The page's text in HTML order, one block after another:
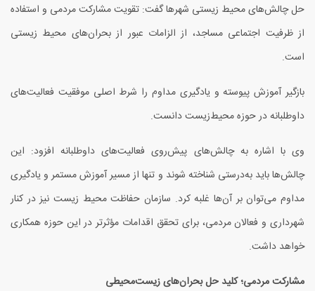
حل چالش‌های محیط زیستی شهرها گفت: تقویت مشارکت مردمی و استفاده
از ظرفیت اجتماعی مساجد، از الزامات عبور از بحران‌های محیط زیستی
است.
بازگیر آموزش پیوسته و یادگیری مداوم را شرط اصلی موفقیت فعالیت‌های
داوطلبانه در حوزه محیط‌زیست دانست.
وی با اشاره به چالش‌های پیش‌روی فعالیت‌های داوطلبانه افزود: این
چالش‌ها باید به‌درستی شناخته شوند و تنها از مسیر آموزش مستمر و یادگیری
مداوم می‌توان بر آن‌ها غلبه کرد. سازمان حفاظت محیط زیست نیز در کنار
شهرداری و فعالان مردمی، برای تحقق اقدامات مؤثرتر در این حوزه همکاری
خواهد داشت.
مشارکت مردمی؛ کلید حل بحران‌های زیست‌محیطی